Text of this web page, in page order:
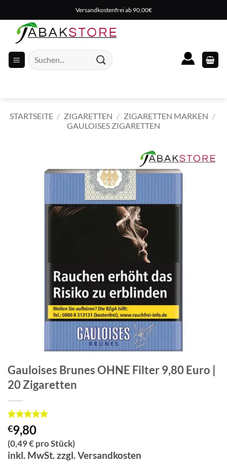
Inhalt
springen
Versandkostenfrei ab 90,00€
Suche
nach:
STARTSEITE / ZIGARETTEN / ZIGARETTEN MARKEN /
GAULOISES ZIGARETTEN
Gauloises Brunes OHNE Filter 9,80 Euro |
20 Zigaretten
Bewertet
mit5von
5, basierend
auf
2
Kundenbewertungen
€9,80
(0,49 € pro Stück)
inkl. MwSt. zzgl. Versandkosten